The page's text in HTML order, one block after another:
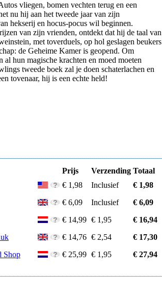
vliegen, bomen vechten terug en een
nu hij aan het tweede jaar van zijn
hekserij en hocus-pocus wil beginnen.
van zijn vrienden, ontdekt dat hij de taal van
met toverduels, op hol geslagen beukers
de Geheime Kamer is geopend. Om
hun magische krachten en moed moeten
tweede boek zal je doen schaterlachen en
tovenaar, hij is een echte held!
Prijs Verzending Totaal
€ 1,98 Inclusief
€ 1,98
€ 6,09 Inclusief
€ 6,09
€ 14,99 € 1,95
€ 16,94
€ 14,76 € 2,54
€ 17,30
Shop
€ 25,99 € 1,95 € 27,94